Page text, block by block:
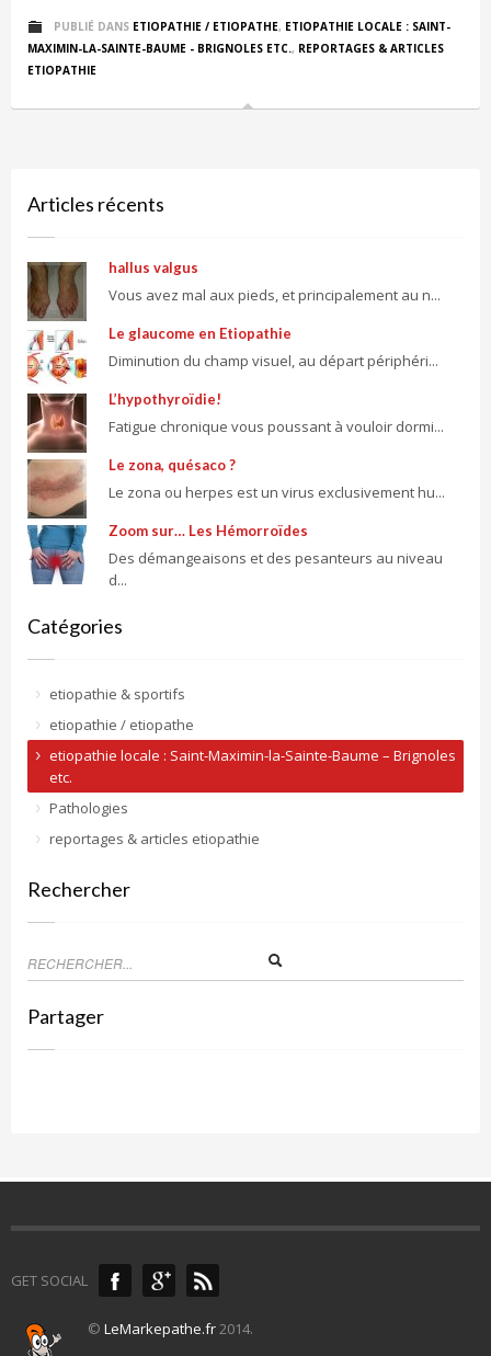
PUBLIÉ DANS ETIOPATHIE / ETIOPATHE, ETIOPATHIE LOCALE : SAINT-
MAXIMIN-LA-SAINTE-BAUME - BRIGNOLES ETC., REPORTAGES & ARTICLES
ETIOPATHIE
Articles récents
hallus valgus
Vous avez mal aux pieds, et principalement au n...
Le glaucome en Etiopathie
Diminution du champ visuel, au départ périphéri...
L’hypothyroïdie!
Fatigue chronique vous poussant à vouloir dormi...
Le zona, quésaco ?
Le zona ou herpes est un virus exclusivement hu...
Zoom sur… Les Hémorroïdes
Des démangeaisons et des pesanteurs au niveau
d...
Catégories
etiopathie & sportifs
etiopathie / etiopathe
etiopathie locale : Saint-Maximin-la-Sainte-Baume – Brignoles
etc.
Pathologies
reportages & articles etiopathie
Rechercher
Partager
GET SOCIAL
© LeMarkepathe.fr 2014.